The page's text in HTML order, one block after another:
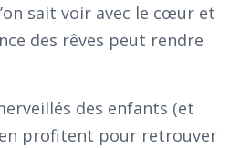
sait voir avec le cœur et
des rêves peut rendre
des enfants (et
profitent pour retrouver